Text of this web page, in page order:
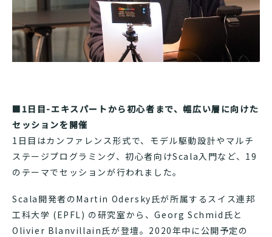
■1日目-エキスパートから初心者まで、幅広い層に向けた
セッションを開催
1日目はカンファレンス形式で、モデル駆動設計やマルチ
ステージプログラミング、初心者向けScala入門など、19
のテーマでセッションが行われました。
Scala開発者のMartin Odersky氏が所属するスイス連邦
工科大学 (EPFL) の研究室から、Georg Schmid氏と
Olivier Blanvillain氏が登壇。2020年中に公開予定の